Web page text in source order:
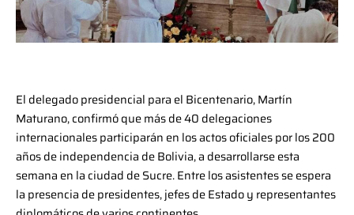
El delegado presidencial para el Bicentenario, Martín
Maturano, confirmó que más de 40 delegaciones
internacionales participarán en los actos oficiales por los 200
años de independencia de Bolivia, a desarrollarse esta
semana en la ciudad de Sucre. Entre los asistentes se espera
la presencia de presidentes, jefes de Estado y representantes